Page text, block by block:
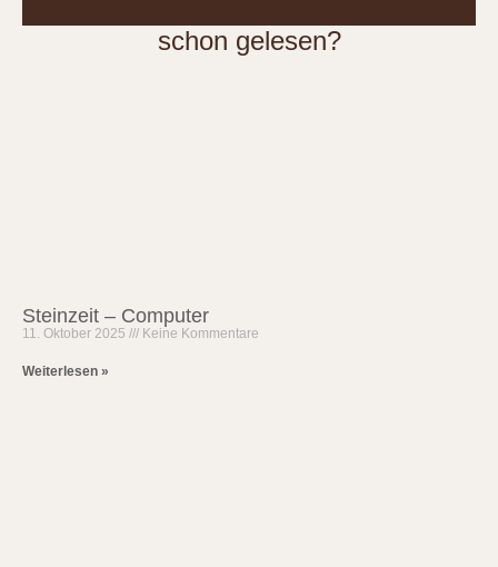
schon gelesen?
Steinzeit – Computer
11. Oktober 2025 Keine Kommentare
Weiterlesen »